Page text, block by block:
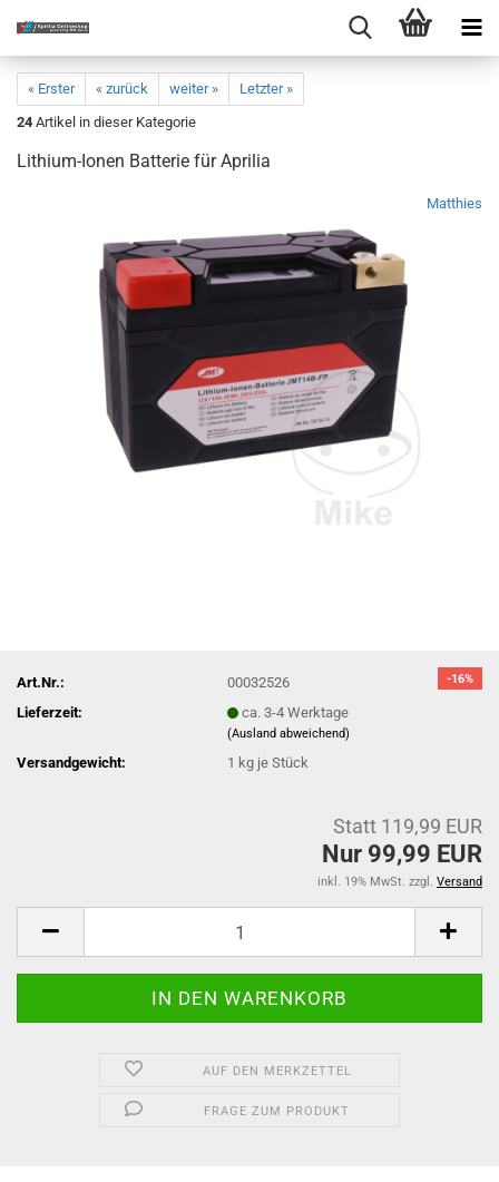
« Erster « zurück weiter »
Letzter »
24 Artikel in dieser Kategorie
Lithium-Ionen Batterie für Aprilia
Matthies
-16%
Art.Nr.:
00032526
Lieferzeit:
ca. 3-4 Werktage
(Ausland abweichend)
Versandgewicht: 1 kg je Stück
Statt 119,99 EUR
Nur 99,99 EUR
inkl. 19% MwSt. zzgl. Versand
AUF DEN MERKZETTEL
FRAGE ZUM PRODUKT